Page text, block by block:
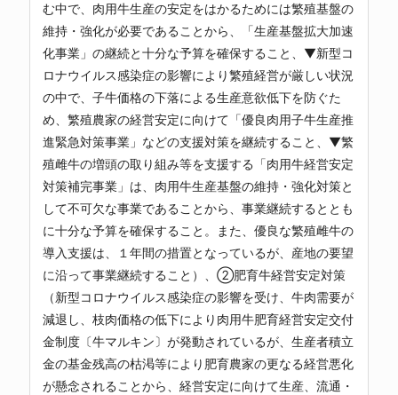
む中で、肉用牛生産の安定をはかるためには繁殖基盤の
維持・強化が必要であることから、「生産基盤拡大加速
化事業」の継続と十分な予算を確保すること、▼新型コ
ロナウイルス感染症の影響により繁殖経営が厳しい状況
の中で、子牛価格の下落による生産意欲低下を防ぐた
め、繁殖農家の経営安定に向けて「優良肉用子牛生産推
進緊急対策事業」などの支援対策を継続すること、▼繁
殖雌牛の増頭の取り組み等を支援する「肉用牛経営安定
対策補完事業」は、肉用牛生産基盤の維持・強化対策と
して不可欠な事業であることから、事業継続するととも
に十分な予算を確保すること。また、優良な繁殖雌牛の
導入支援は、１年間の措置となっているが、産地の要望
に沿って事業継続すること）、②肥育牛経営安定対策
（新型コロナウイルス感染症の影響を受け、牛肉需要が
減退し、枝肉価格の低下により肉用牛肥育経営安定交付
金制度〔牛マルキン〕が発動されているが、生産者積立
金の基金残高の枯渇等により肥育農家の更なる経営悪化
が懸念されることから、経営安定に向けて生産、流通・